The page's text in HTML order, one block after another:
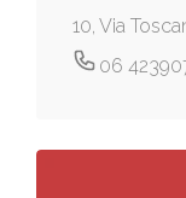
10, Via
06